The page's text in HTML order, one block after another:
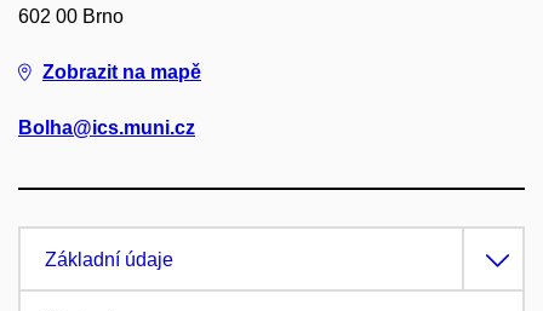
602 00 Brno
Zobrazit na mapě
Bolha@ics.muni.cz
Základní údaje